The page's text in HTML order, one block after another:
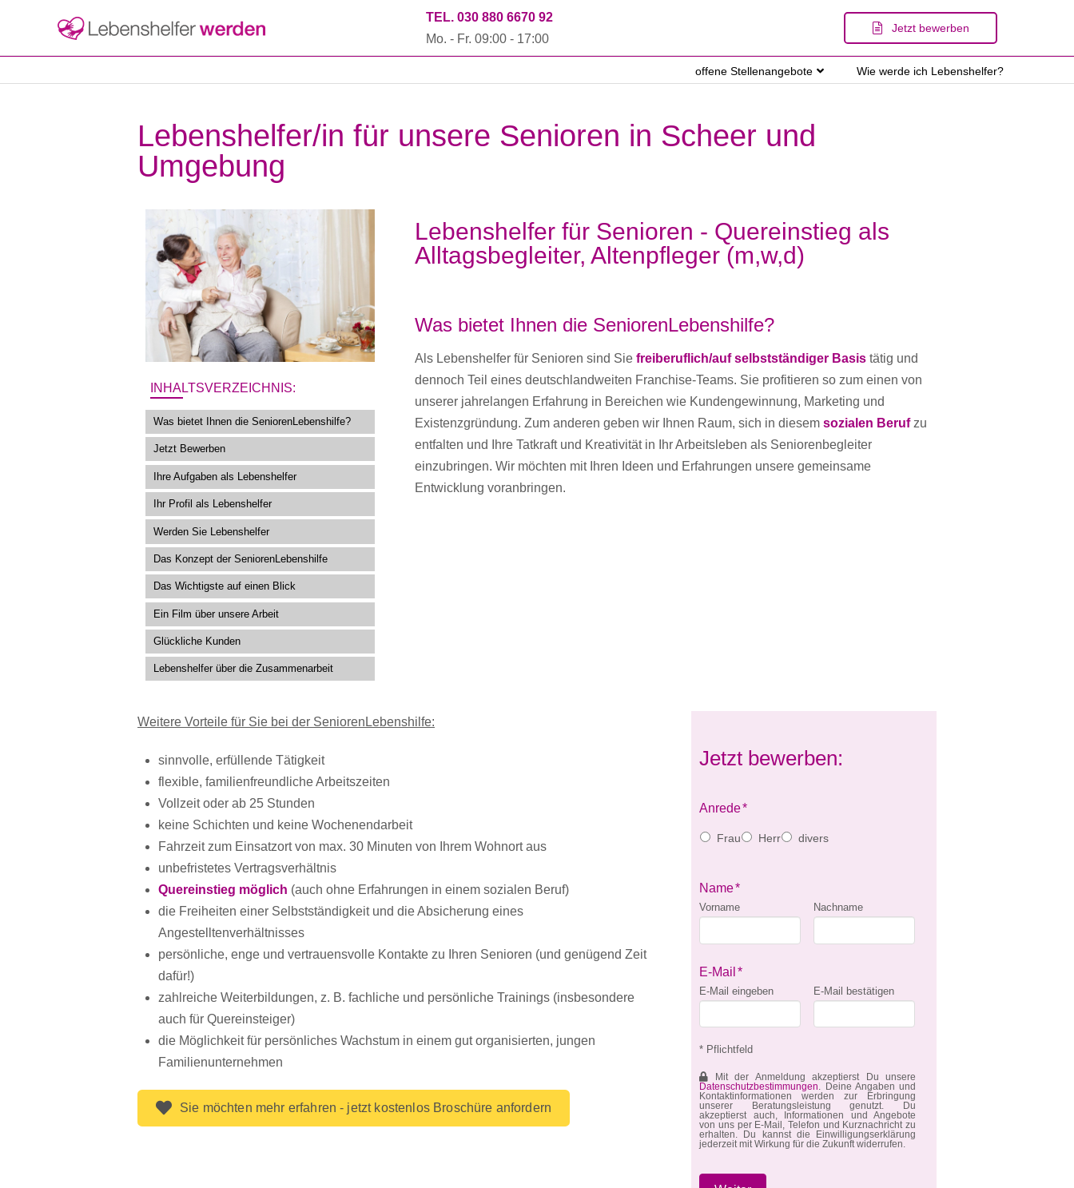
TEL. 030 880 6670 92
Mo. - Fr. 09:00 - 17:00
Jetzt bewerben
offene Stellenangebote Wie werde ich Lebenshelfer?
Lebenshelfer/in für unsere Senioren in Scheer und
Umgebung
INHALTSVERZEICHNIS:
Was bietet Ihnen die SeniorenLebenshilfe?
Jetzt Bewerben
Ihre Aufgaben als Lebenshelfer
Ihr Profil als Lebenshelfer
Werden Sie Lebenshelfer
Das Konzept der SeniorenLebenshilfe
Das Wichtigste auf einen Blick
Ein Film über unsere Arbeit
Glückliche Kunden
Lebenshelfer über die Zusammenarbeit
Lebenshelfer für Senioren - Quereinstieg als
Alltagsbegleiter, Altenpfleger (m,w,d)
Was bietet Ihnen die SeniorenLebenshilfe?
Als Lebenshelfer für Senioren sind Sie freiberuflich/auf selbstständiger Basistätig und
dennoch Teil eines deutschlandweiten Franchise-Teams. Sie profitieren so zum einen von
unserer jahrelangen Erfahrung in Bereichen wie Kundengewinnung, Marketing und
Existenzgründung. Zum anderen geben wir Ihnen Raum, sich in diesem sozialen Berufzu
entfalten und Ihre Tatkraft und Kreativität in Ihr Arbeitsleben als Seniorenbegleiter
einzubringen. Wir möchten mit Ihren Ideen und Erfahrungen unsere gemeinsame
Entwicklung voranbringen.
Weitere Vorteile für Sie bei der SeniorenLebenshilfe:
sinnvolle, erfüllende Tätigkeit
flexible, familienfreundliche Arbeitszeiten
Vollzeit oder ab 25 Stunden
keine Schichten und keine Wochenendarbeit
Fahrzeit zum Einsatzort von max. 30 Minuten von Ihrem Wohnort aus
unbefristetes Vertragsverhältnis
Quereinstieg möglich (auch ohne Erfahrungen in einem sozialen Beruf)
die Freiheiten einer Selbstständigkeit und die Absicherung eines
Angestelltenverhältnisses
persönliche, enge und vertrauensvolle Kontakte zu Ihren Senioren (und genügend Zeit
dafür!)
zahlreiche Weiterbildungen, z. B. fachliche und persönliche Trainings (insbesondere
auch für Quereinsteiger)
die Möglichkeit für persönliches Wachstum in einem gut organisierten, jungen
Familienunternehmen
Sie möchten mehr erfahren - jetzt kostenlos Broschüre anfordern
Jetzt bewerben:
Anrede*
Frau Herr divers
Name*
Vorname Nachname
E-Mail *
E-Mail eingeben E-Mail bestätigen
* Pflichtfeld
Mit der Anmeldung akzeptierst Du unsere
Datenschutzbestimmungen. Deine Angaben und
Kontaktinformationen werden zur Erbringung
unserer Beratungsleistung genutzt. Du
akzeptierst auch, Informationen und Angebote
von uns per E-Mail, Telefon und Kurznachricht zu
erhalten. Du kannst die Einwilligungserklärung
jederzeit mit Wirkung für die Zukunft widerrufen.